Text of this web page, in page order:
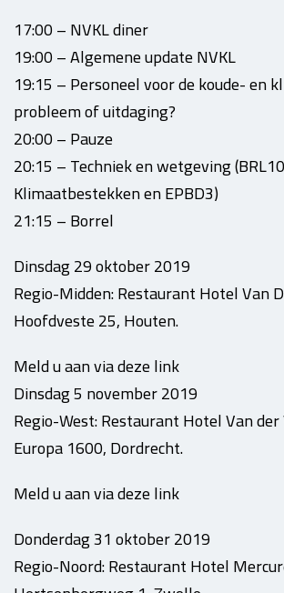
17:00 – NVKL diner
19:00 – Algemene update NVKL
19:15 – Personeel voor de koude- en
probleem of uitdaging?
20:00 – Pauze
20:15 – Techniek en wetgeving
Klimaatbestekken en EPBD3)
21:15 – Borrel
Dinsdag 29 oktober 2019
Regio-Midden: Restaurant Hotel Van
Hoofdveste 25, Houten.
Meld u aan via deze link
Dinsdag 5 november 2019
Regio-West: Restaurant Hotel Van
Europa 1600, Dordrecht.
Meld u aan via deze link
Donderdag 31 oktober 2019
Regio-Noord: Restaurant Hotel